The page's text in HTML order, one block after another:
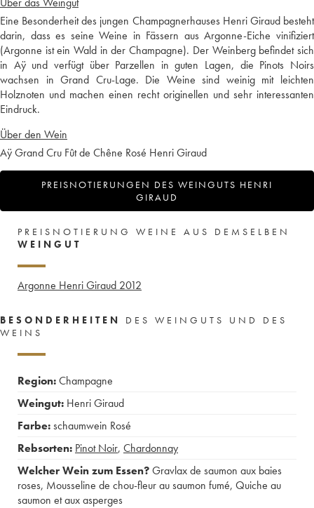
Eine Besonderheit des jungen Champagnerhauses Henri Giraud besteht
darin, dass es seine Weine in Fässern aus Argonne-Eiche vinifiziert
(Argonne ist ein Wald in der Champagne). Der Weinberg befindet sich
in Aÿ und verfügt über Parzellen in guten Lagen, die Pinots Noirs
wachsen in Grand Cru-Lage. Die Weine sind weinig mit leichten
Holznoten und machen einen recht originellen und sehr interessanten
Eindruck.
Über den Wein
Aÿ Grand Cru Fût de Chêne Rosé Henri Giraud
PREISNOTIERUNGEN DES WEINGUTS HENRI
GIRAUD
PREISNOTIERUNG WEINE AUS DEMSELBEN
WEINGUT
Argonne Henri Giraud 2012
BESONDERHEITEN
DES WEINGUTS UND DES
WEINS
Region:Champagne
Weingut: Henri Giraud
Farbe:schaumwein Rosé
Rebsorten: Pinot Noir, Chardonnay
Welcher Wein zum Essen?Gravlax de saumon aux baies
roses, Mousseline de chou-fleur au saumon fumé, Quiche au
saumon et aux asperges